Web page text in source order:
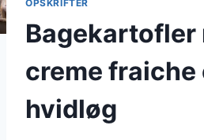
OPSKRIFTER
Bagekartofler
creme fraiche
hvidløg